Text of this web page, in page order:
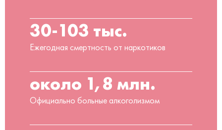
30-103 тыс.
Ежегодная смертность от наркотиков
около 1,8 млн.
Официально больные алкоголизмом